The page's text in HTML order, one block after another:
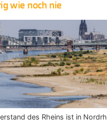
wie noch nie
des Rheins ist in